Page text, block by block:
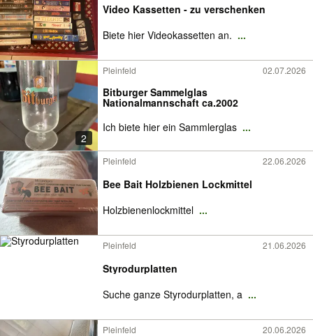
Video Kassetten - zu verschenken
Biete hier Videokassetten an. ...
2
Pleinfeld 02.07.2026
Bitburger Sammelglas
Nationalmannschaft ca.2002
Ich biete hier ein Sammlerglas ...
Pleinfeld 22.06.2026
Bee Bait Holzbienen Lockmittel
Holzbienenlockmittel ...
Pleinfeld 21.06.2026
Styrodurplatten
Suche ganze Styrodurplatten, a ...
Pleinfeld 20.06.2026